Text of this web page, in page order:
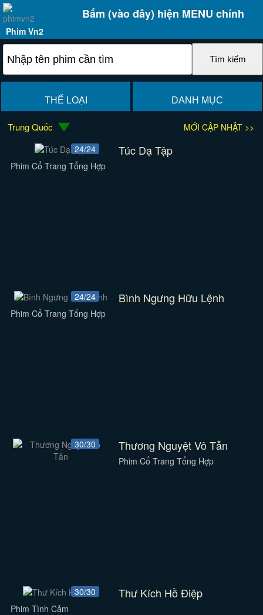
Bấm (vào đây) hiện MENU chính
Phim Vn2
THỂ LOẠI DANH MỤC
Trung Quốc
MỚI CẬP NHẬT >>
24/24
Túc Dạ Tập
Phim Cổ Trang Tổng Hợp
24/24 Bình Ngưng Hữu Lệnh
Phim Cổ Trang Tổng Hợp
30/30 Thương Nguyệt Vô Tẫn
Phim Cổ Trang Tổng Hợp
30/30 Thư Kích Hồ Điệp
Phim Tình Cảm